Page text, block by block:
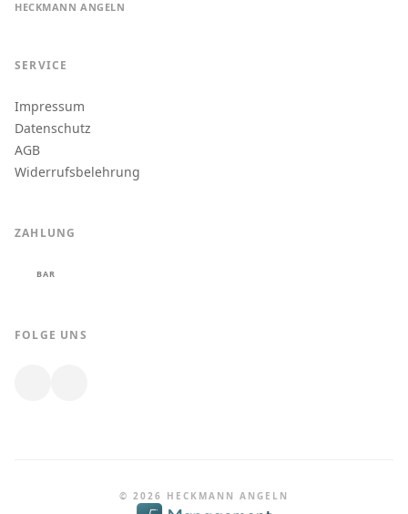
HECKMANN ANGELN
SERVICE
Impressum
Datenschutz
AGB
Widerrufsbelehrung
ZAHLUNG
BAR
FOLGE UNS
© 2026 HECKMANN ANGELN